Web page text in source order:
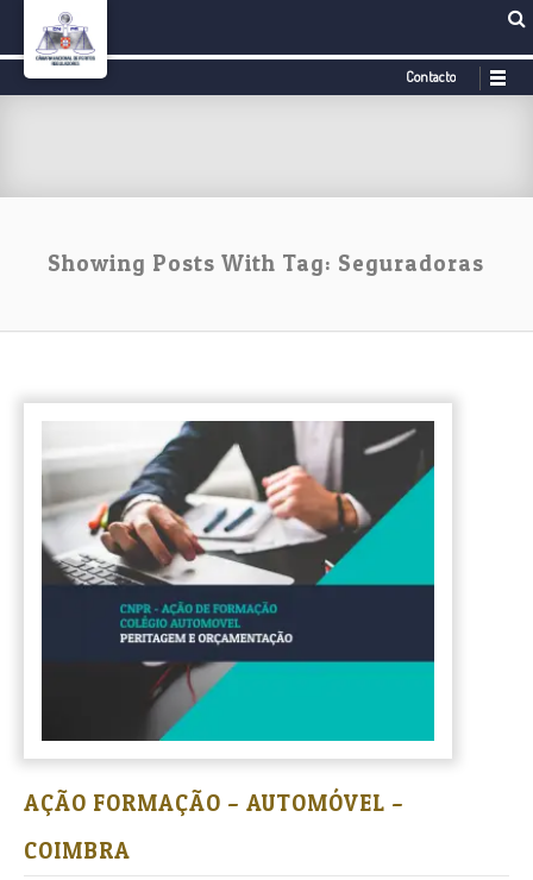
Contacto
Showing Posts With Tag: Seguradoras
AÇÃO FORMAÇÃO – AUTOMÓVEL –
COIMBRA